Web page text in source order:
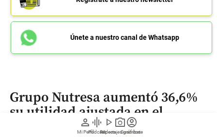
person
Mi Perfil
graphic_eq
Pódcast
play_arrow
Videos
photo_camera
Reportajes gráficos
account_circle
Suscríbete
Únete a nuestro canal de Whatsapp
Grupo Nutresa aumentó 36,6%
su utilidad ajustada en el
primer semestre de 2026